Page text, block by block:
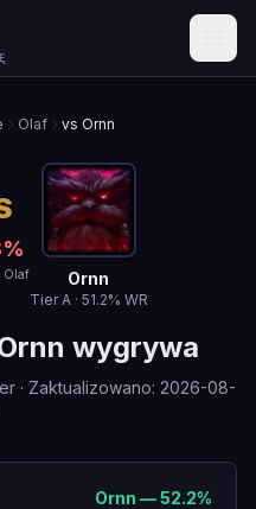
Olaf vs Ornn
%
Olaf Ornn
TierA· 51.2% WR
wygrywa
· Zaktualizowano: 2026-08-
Ornn —52.2%